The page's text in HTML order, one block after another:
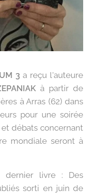
3 a reçu l'auteure
à partir de
à Arras (62) dans
pour une soirée
débats concernant
mondiale seront à
dernier livre : Des
sorti en juin de